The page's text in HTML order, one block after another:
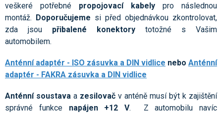
veškeré potřebné propojovací kabely pro následnou
montáž. Doporučujeme si před objednávkou zkontrolovat,
zda jsou přibalené konektory totožné s Vašim
automobilem.
Anténní adaptér - ISO zásuvka a DIN vidlice nebo Anténní
adaptér - FAKRA zásuvka a DIN vidlice
Anténní soustava a zesilovač v anténě musí být k zajištění
správné funkce
napájen +12 V. Z automobilu navíc